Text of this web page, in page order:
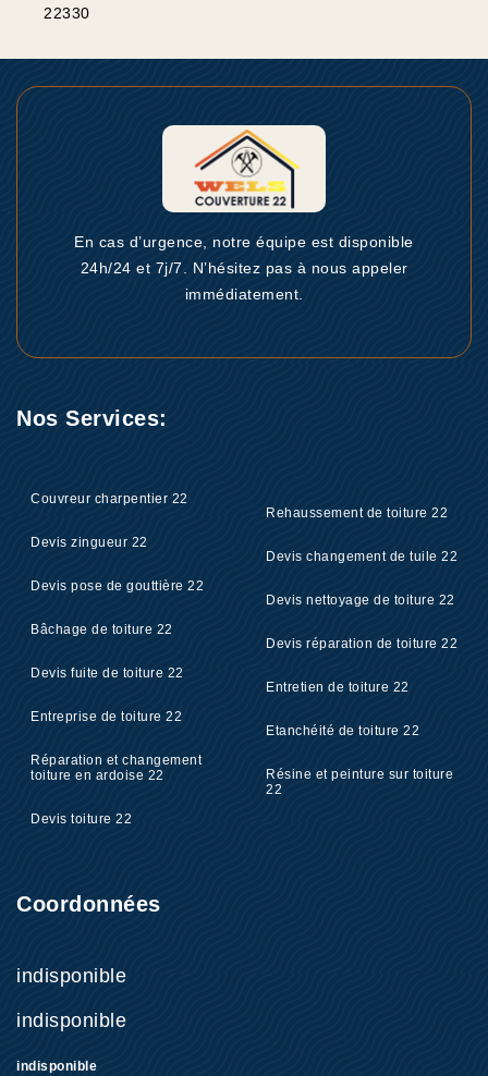
22330
En cas d’urgence, notre équipe est disponible
24h/24 et 7j/7. N’hésitez pas à nous appeler
immédiatement.
Nos Services:
Couvreur charpentier 22
Devis zingueur 22
Devis pose de gouttière 22
Bâchage de toiture 22
Devis fuite de toiture 22
Entreprise de toiture 22
Réparation et changement
toiture en ardoise 22
Devis toiture 22
Rehaussement de toiture 22
Devis changement de tuile 22
Devis nettoyage de toiture 22
Devis réparation de toiture 22
Entretien de toiture 22
Etanchéité de toiture 22
Résine et peinture sur toiture
22
Coordonnées
indisponible
indisponible
indisponible